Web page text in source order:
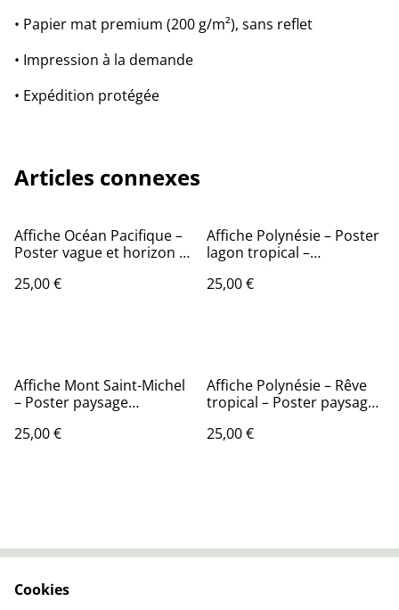
• Papier mat premium (200 g/m²), sans reflet
• Impression à la demande
• Expédition protégée
Articles connexes
Affiche Océan Pacifique –
Poster vague et horizon –
25,00 €
Affiche Polynésie – Poster
lagon tropical –
exotique
25,00 €
Affiche Mont Saint-Michel
– Poster paysage
murale patrimoine
25,00 €
Affiche Polynésie – Rêve
tropical – Poster paysage
murale
25,00 €
Cookies